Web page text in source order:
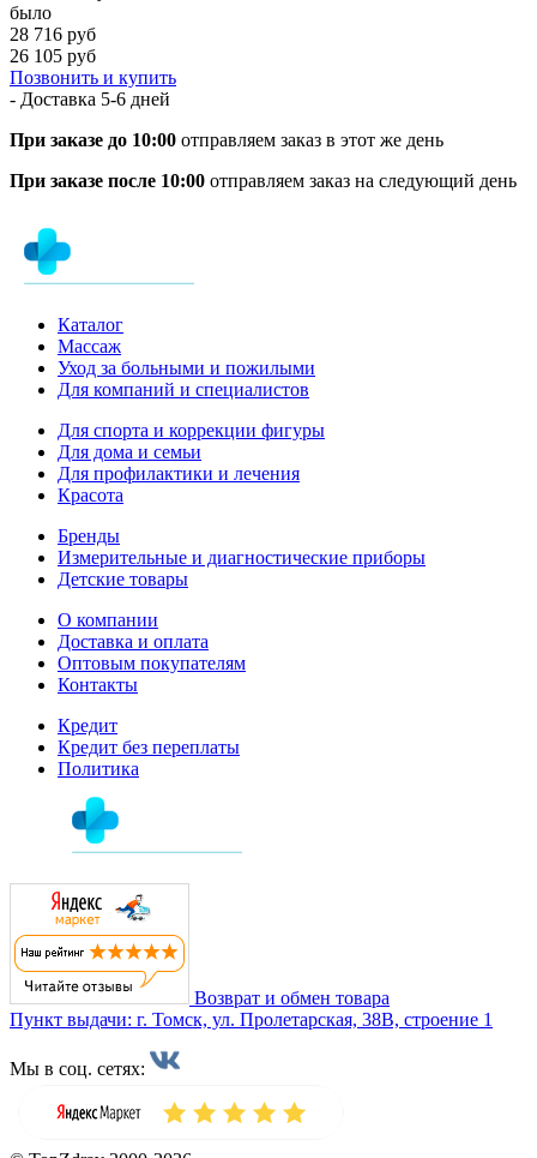
было
28 716 руб
26 105 руб
Позвонить и купить
- Доставка 5-6 дней
При заказе до 10:00 отправляем заказ в этот же день
При заказе после 10:00 отправляем заказ на следующий день
Каталог
Массаж
Уход за больными и пожилыми
Для компаний и специалистов
Для спорта и коррекции фигуры
Для дома и семьи
Для профилактики и лечения
Красота
Бренды
Измерительные и диагностические приборы
Детские товары
О компании
Доставка и оплата
Оптовым покупателям
Контакты
Кредит
Кредит без переплаты
Политика
Возврат и обмен товара
Пункт выдачи: г. Томск, ул. Пролетарская, 38В, строение 1
Мы в соц. сетях: